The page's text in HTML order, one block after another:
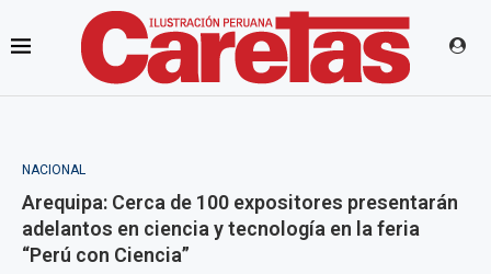
NACIONAL
Arequipa: Cerca de 100 expositores presentarán
adelantos en ciencia y tecnología en la feria
“Perú con Ciencia”